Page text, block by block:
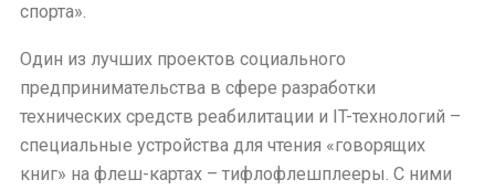
спорта».
Один из лучших проектов социального
предпринимательства в сфере разработки
технических средств реабилитации и IT-технологий –
специальные устройства для чтения «говорящих
книг» на флеш-картах – тифлофлешплееры. С ними